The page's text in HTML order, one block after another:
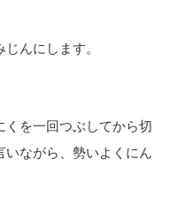
んにします。
くを一回つぶしてから切
いながら、勢いよくにん